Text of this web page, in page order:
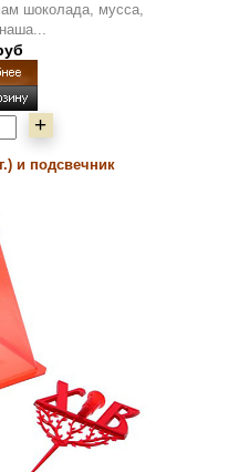
шоколада, мусса,
+
и подсвечник